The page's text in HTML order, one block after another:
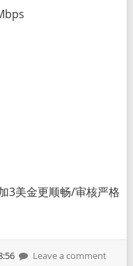
3美金更顺畅/审核严格
Leave a comment